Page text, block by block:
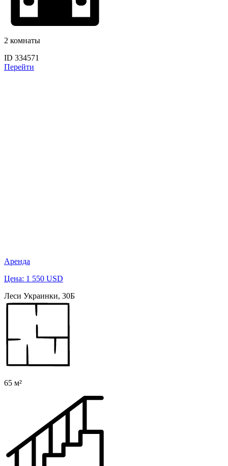
2 комнаты
ID 334571
Перейти
Аренда
Цена: 1 550 USD
Леси Украинки, 30Б
65 м²